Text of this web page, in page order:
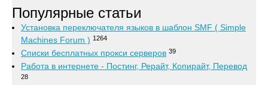
Популярные статьи
Установка переключателя языков в шаблон SMF ( Simple
Machines Forum ) 1264
Списки бесплатных прокси серверов 39
Работа в интернете - Постинг, Рерайт, Копирайт, Перевод
28